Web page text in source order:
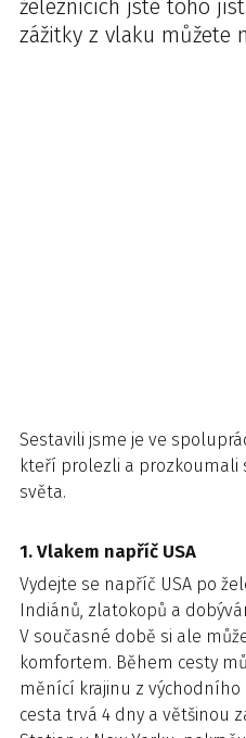
železnicích jste toho
zážitky z vlaku můžete
Sestavili jsme je ve
kteří prolezli a prozkoumali
světa.
1. Vlakem napříč USA
Vydejte se napříč USA po
Indiánů, zlatokopů a
V současné době si ale
komfortem. Během cesty
měnící krajinu z
cesta trvá 4 dny a většinou